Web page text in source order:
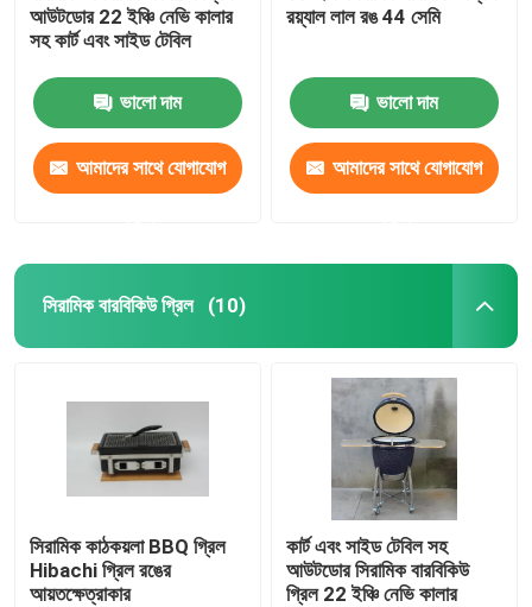
আউটডোর 22 ইঞ্চি নেভি কালার
সহ কার্ট এবং সাইড টেবিল
ভালো দাম
আমাদের সাথে যোগাযোগ
রয়্যাল লাল রঙ 44 সেমি
ভালো দাম
আমাদের সাথে যোগাযোগ
সিরামিক বারবিকিউ গ্রিল (10)
সিরামিক কাঠকয়লা BBQ গ্রিল
Hibachi গ্রিল রঙের
আয়তক্ষেত্রাকার
কার্ট এবং সাইড টেবিল সহ
আউটডোর সিরামিক বারবিকিউ
গ্রিল 22 ইঞ্চি নেভি কালার